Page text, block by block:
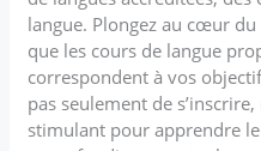
langue. Plongez au cœur
que les cours de langue
correspondent à vos
pas seulement de
stimulant pour apprendre